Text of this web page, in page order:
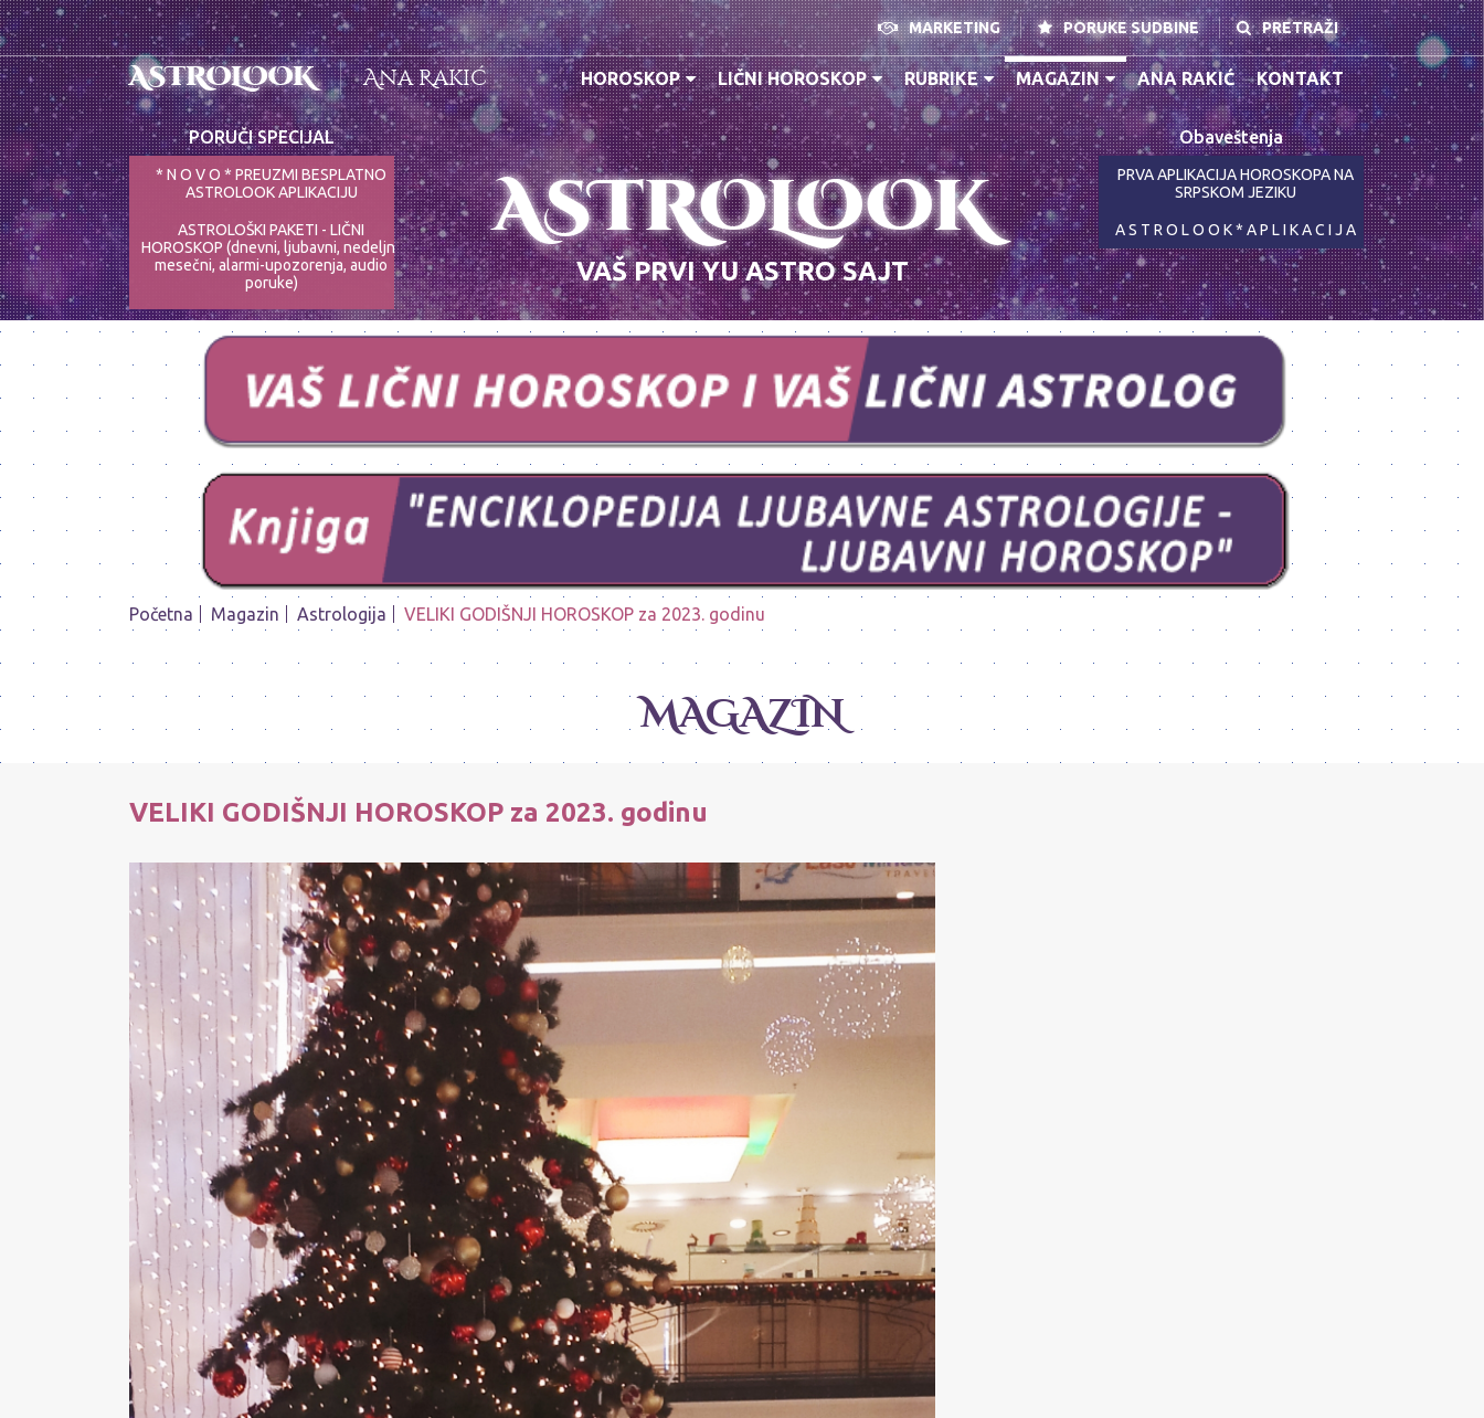
MARKETING PORUKE SUDBINE PRETRAŽI
ASTROLOOK Ana Rakić HOROSKOP LIČNI HOROSKOP RUBRIKE MAGAZIN ANA RAKIĆ KONTAKT
ASTROLOOK
VAŠ PRVI YU ASTRO SAJT
Obaveštenja
PRVA APLIKACIJA HOROSKOPA NA
SRPSKOM JEZIKU
A S T R O L O O K * A P L I K A C I J A
PORUČI SPECIJAL
* N O V O * PREUZMI BESPLATNO
ASTROLOOK APLIKACIJU
ASTROLOŠKI PAKETI - LIČNI
HOROSKOP (dnevni, ljubavni, nedeljni,
mesečni, alarmi-upozorenja, audio
poruke)
ASTRO-PSIHOLOG - NAJPRECIZNIJE
ANALIZE
Početna Magazin Astrologija VELIKI GODIŠNJI HOROSKOP za 2023. godinu
MAGAZIN
VELIKI GODIŠNJI HOROSKOP za 2023. godinu